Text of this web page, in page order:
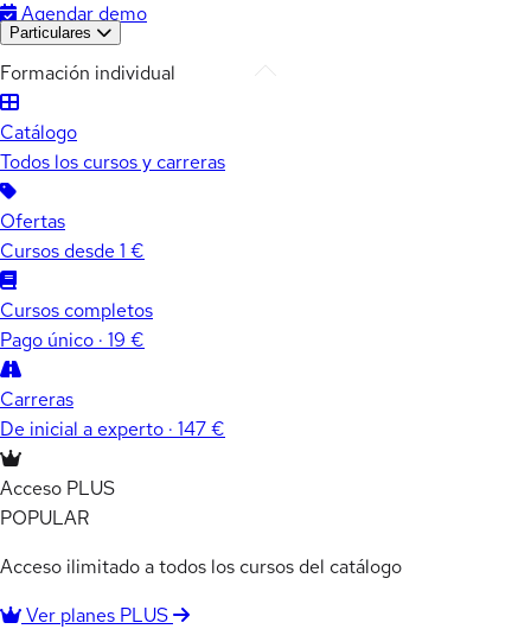
Agendar demo
Particulares
Formación individual
Catálogo
Todos los cursos y carreras
Ofertas
Cursos desde 1 €
Cursos completos
Pago único · 19 €
Carreras
De inicial a experto · 147 €
Acceso PLUS
POPULAR
Acceso ilimitado a todos los cursos del catálogo
Ver planes PLUS